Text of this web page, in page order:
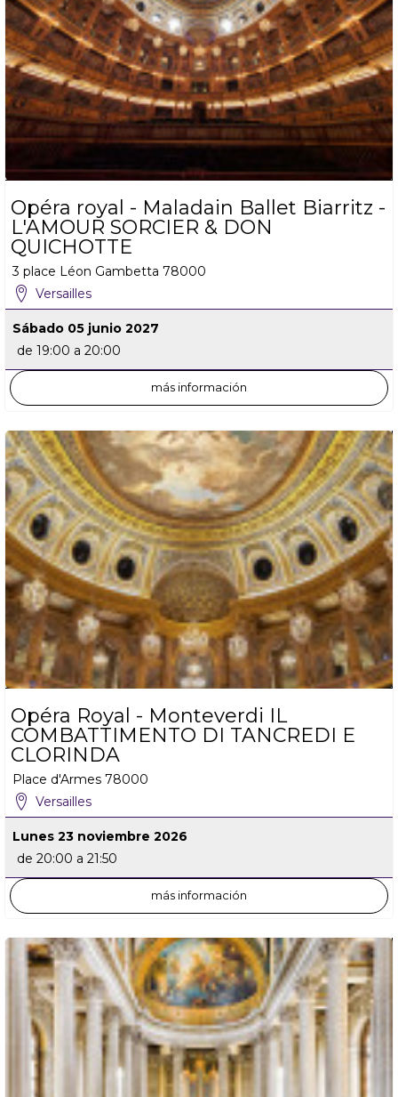
Opéra royal - Maladain Ballet Biarritz -
L'AMOUR SORCIER & DON
QUICHOTTE
3 place Léon Gambetta 78000
Versailles
Sábado 05 junio 2027
de 19:00 a 20:00
más información
Opéra Royal - Monteverdi IL
COMBATTIMENTO DI TANCREDI E
CLORINDA
Place d'Armes 78000
Versailles
Lunes 23 noviembre 2026
de 20:00 a 21:50
más información